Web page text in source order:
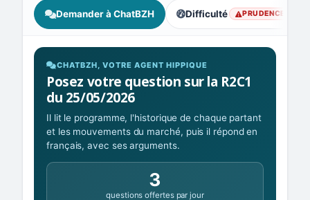
Demander à ChatBZH Difficulté PRUDENCE
, prudence : vigilance
CHATBZH, VOTRE AGENT HIPPIQUE
Posez votre question sur la R2C1
du 25/05/2026
Il lit le programme, l'historique de chaque partant
et les mouvements du marché, puis il répond en
français, avec ses arguments.
3
questions offertes par jour